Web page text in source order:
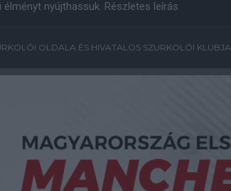
nyújthassuk. Részletes leírás
OLDALA ÉS HIVATALOS SZURKOLÓI KLUBJA